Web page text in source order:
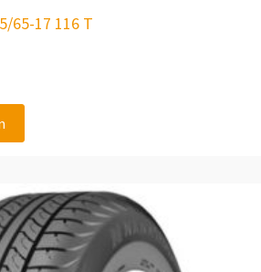
65-17 116 T